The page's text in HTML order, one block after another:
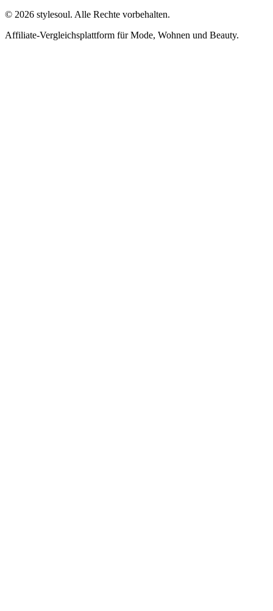
© 2026 stylesoul. Alle Rechte vorbehalten.
Affiliate-Vergleichsplattform für Mode, Wohnen und Beauty.